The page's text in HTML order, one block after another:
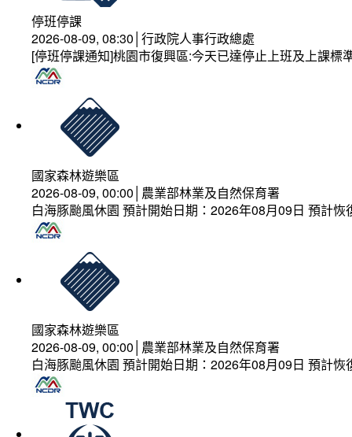
停班停課
2026-08-09, 08:30│行政院人事行政總處
[停班停課通知]桃園市復興區:今天已達停止上班及上課
國家森林遊樂區
2026-08-09, 00:00│農業部林業及自然保育署
白海豚颱風休園 預計開始日期：2026年08月09日 預計
國家森林遊樂區
2026-08-09, 00:00│農業部林業及自然保育署
白海豚颱風休園 預計開始日期：2026年08月09日 預計